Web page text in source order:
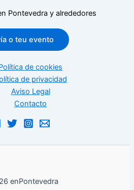
Pontevedra y alrededores
o teu evento
de cookies
de privacidad
Aviso Legal
Contacto
enPontevedra